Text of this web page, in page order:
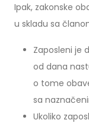
Ipak, zakonske
u skladu sa
Zaposleni je
od dana
o tome
sa
Ukoliko